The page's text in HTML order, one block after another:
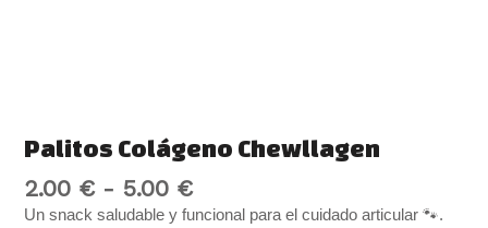
Palitos Colágeno Chewllagen
2.00 € - 5.00 €
Un snack saludable y funcional para el cuidado articular 🐾.